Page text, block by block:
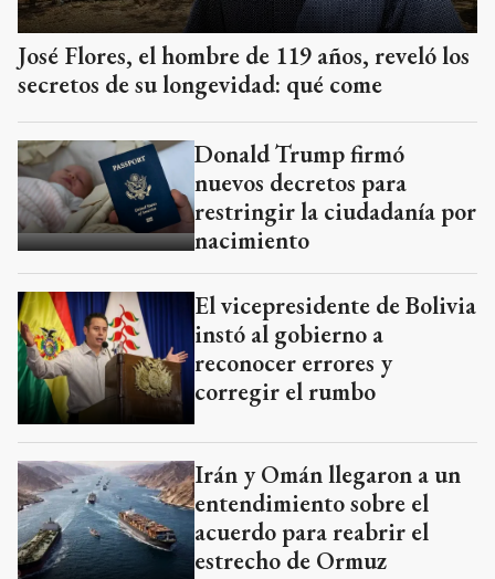
José Flores, el hombre de 119 años, reveló los
secretos de su longevidad: qué come
Donald Trump firmó
nuevos decretos para
restringir la ciudadanía por
nacimiento
El vicepresidente de Bolivia
instó al gobierno a
reconocer errores y
corregir el rumbo
Irán y Omán llegaron a un
entendimiento sobre el
acuerdo para reabrir el
estrecho de Ormuz